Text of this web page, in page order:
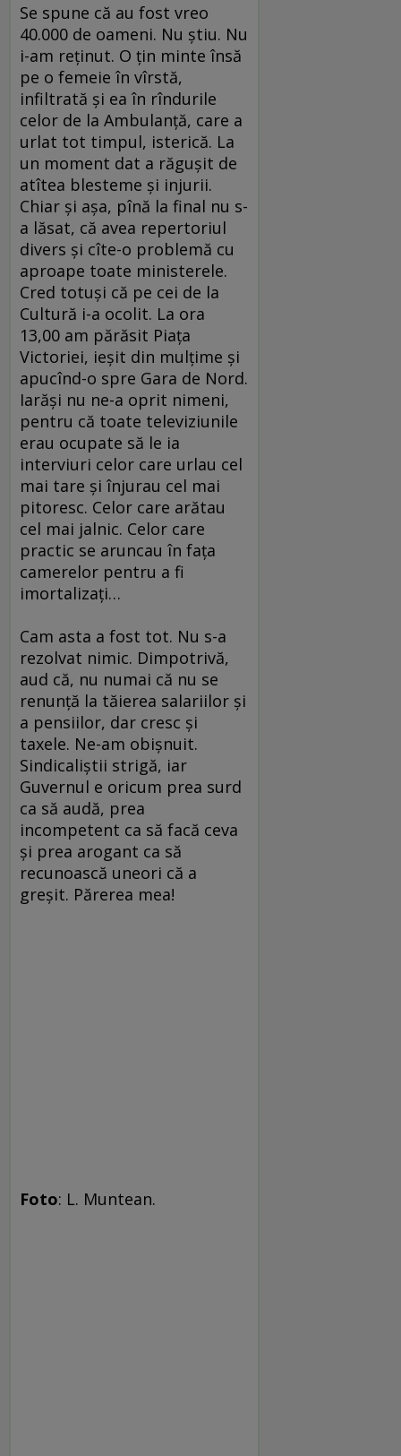
Se spune că au fost vreo
40.000 de oameni. Nu ştiu. Nu
i-am reţinut. O ţin minte însă
pe o femeie în vîrstă,
infiltrată şi ea în rîndurile
celor de la Ambulanţă, care a
urlat tot timpul, isterică. La
un moment dat a răguşit de
atîtea blesteme şi injurii.
Chiar şi aşa, pînă la final nu s-
a lăsat, că avea repertoriul
divers şi cîte-o problemă cu
aproape toate ministerele.
Cred totuşi că pe cei de la
Cultură i-a ocolit. La ora
13,00 am părăsit Piaţa
Victoriei, ieşit din mulţime şi
apucînd-o spre Gara de Nord.
Iarăşi nu ne-a oprit nimeni,
pentru că toate televiziunile
erau ocupate să le ia
interviuri celor care urlau cel
mai tare şi înjurau cel mai
pitoresc. Celor care arătau
cel mai jalnic. Celor care
practic se aruncau în faţa
camerelor pentru a fi
imortalizaţi…
Cam asta a fost tot. Nu s-a
rezolvat nimic. Dimpotrivă,
aud că, nu numai că nu se
renunţă la tăierea salariilor şi
a pensiilor, dar cresc şi
taxele. Ne-am obişnuit.
Sindicaliştii strigă, iar
Guvernul e oricum prea surd
ca să audă, prea
incompetent ca să facă ceva
şi prea arogant ca să
recunoască uneori că a
greşit. Părerea mea!
Foto: L. Muntean.